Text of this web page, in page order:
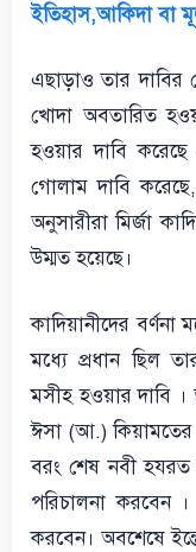
ইতিহাস,আকিদা বা
এছাড়াও তার দাবির
খোদা অবতারিত
হওয়ার দাবি
গোলাম দাবি
অনুসারীরা মির্জা
উম্মত হয়েছে।
কাদিয়ানীদের
মধ্যে প্রধান ছিল
মসীহ হওয়ার দাবি ।
ঈসা (আ.) কিয়ামতের
বরং শেষ নবী হযরত
পরিচালনা করবেন
করবেন। অবশেষে